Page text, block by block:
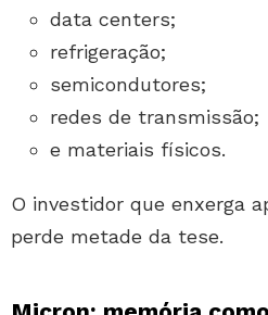
data centers;
refrigeração;
semicondutores;
redes de transmissão;
e materiais físicos.
O investidor que enxerga
perde metade da tese.